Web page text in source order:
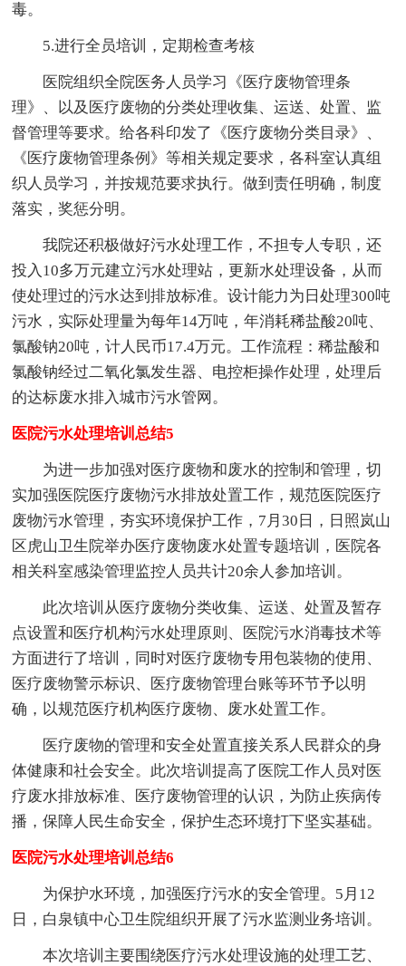
毒。
5.进行全员培训，定期检查考核
医院组织全院医务人员学习《医疗废物管理条
理》、以及医疗废物的分类处理收集、运送、处置、监
督管理等要求。给各科印发了《医疗废物分类目录》、
《医疗废物管理条例》等相关规定要求，各科室认真组
织人员学习，并按规范要求执行。做到责任明确，制度
落实，奖惩分明。
我院还积极做好污水处理工作，不担专人专职，还
投入10多万元建立污水处理站，更新水处理设备，从而
使处理过的污水达到排放标准。设计能力为日处理300吨
污水，实际处理量为每年14万吨，年消耗稀盐酸20吨、
氯酸钠20吨，计人民币17.4万元。工作流程：稀盐酸和
氯酸钠经过二氧化氯发生器、电控柜操作处理，处理后
的达标废水排入城市污水管网。
医院污水处理培训总结5
为进一步加强对医疗废物和废水的控制和管理，切
实加强医院医疗废物污水排放处置工作，规范医院医疗
废物污水管理，夯实环境保护工作，7月30日，日照岚山
区虎山卫生院举办医疗废物废水处置专题培训，医院各
相关科室感染管理监控人员共计20余人参加培训。
此次培训从医疗废物分类收集、运送、处置及暂存
点设置和医疗机构污水处理原则、医院污水消毒技术等
方面进行了培训，同时对医疗废物专用包装物的使用、
医疗废物警示标识、医疗废物管理台账等环节予以明
确，以规范医疗机构医疗废物、废水处置工作。
医疗废物的管理和安全处置直接关系人民群众的身
体健康和社会安全。此次培训提高了医院工作人员对医
疗废水排放标准、医疗废物管理的认识，为防止疾病传
播，保障人民生命安全，保护生态环境打下坚实基础。
医院污水处理培训总结6
为保护水环境，加强医疗污水的安全管理。5月12
日，白泉镇中心卫生院组织开展了污水监测业务培训。
本次培训主要围绕医疗污水处理设施的处理工艺、